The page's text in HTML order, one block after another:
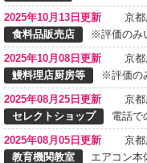
2025年10月13日更新
京
食料品販売店
※評価のみ
2025年10月08日更新
京
鰻料理店厨房等
※評価の
2025年08月25日更新
京
セレクトショップ
電話で
2025年08月05日更新
京
教育機関教室
エアコン本